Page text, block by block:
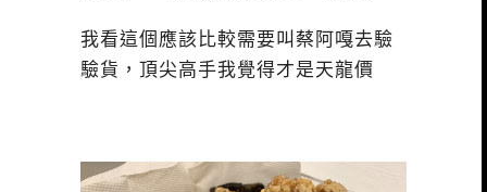
我看這個應該比較需要叫蔡阿嘎去驗
驗貨，頂尖高手我覺得才是天龍價